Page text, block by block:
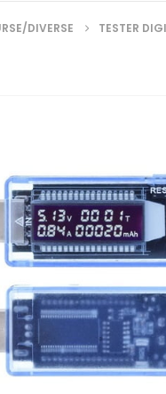
DIVERSE TESTER